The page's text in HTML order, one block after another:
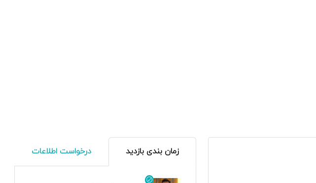
زمان بندی بازدید درخواست اطلاعات